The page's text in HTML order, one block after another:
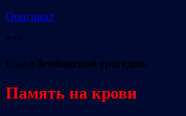
Оригинал
***
Еще о Зембинской трагедии.
Память на крови